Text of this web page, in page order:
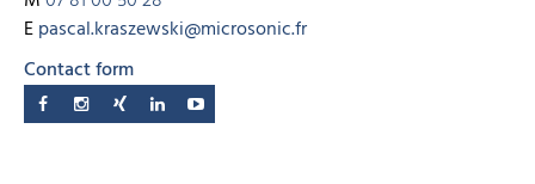
Epascal.kraszewski@microsonic.fr
Contact form